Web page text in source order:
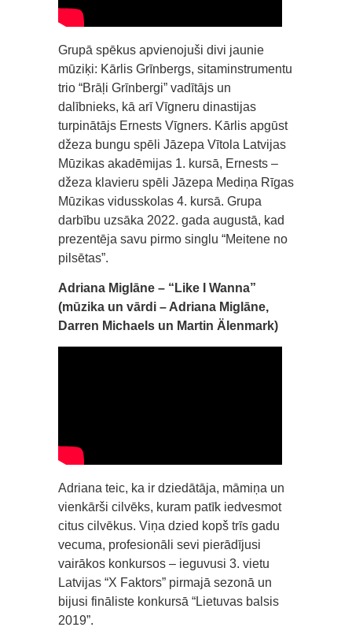
Grupā spēkus apvienojuši divi jaunie
mūziķi: Kārlis Grīnbergs, sitaminstrumentu
trio “Brāļi Grīnbergi” vadītājs un
dalībnieks, kā arī Vīgneru dinastijas
turpinātājs Ernests Vīgners. Kārlis apgūst
džeza bungu spēli Jāzepa Vītola Latvijas
Mūzikas akadēmijas 1. kursā, Ernests –
džeza klavieru spēli Jāzepa Mediņa Rīgas
Mūzikas vidusskolas 4. kursā. Grupa
darbību uzsāka 2022. gada augustā, kad
prezentēja savu pirmo singlu “Meitene no
pilsētas”.
Adriana Miglāne – “Like I Wanna”
(mūzika un vārdi – Adriana Miglāne,
Darren Michaels un Martin Älenmark)
Adriana teic, ka ir dziedātāja, māmiņa un
vienkārši cilvēks, kuram patīk iedvesmot
citus cilvēkus. Viņa dzied kopš trīs gadu
vecuma, profesionāli sevi pierādījusi
vairākos konkursos – ieguvusi 3. vietu
Latvijas “X Faktors” pirmajā sezonā un
bijusi fināliste konkursā “Lietuvas balsis
2019”.